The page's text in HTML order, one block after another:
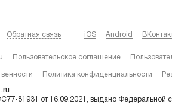
Обратная связь iOS Android
Пользовательское соглашение
Политика конфиденциальности
81931 от 16.09.2021, выдано Федеральной